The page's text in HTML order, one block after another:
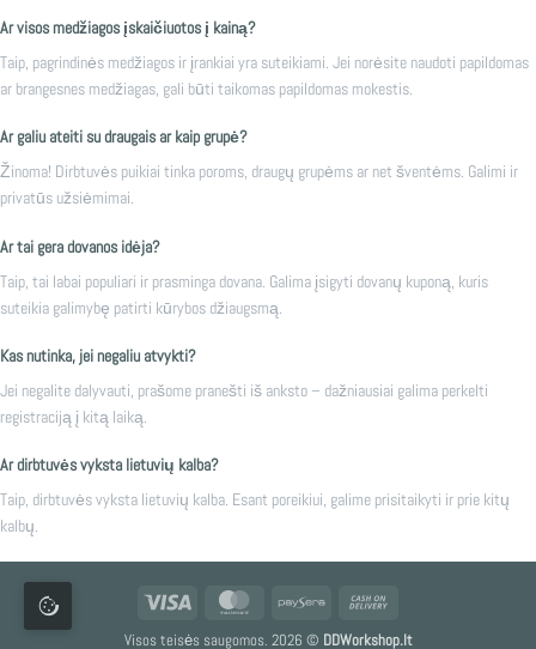
Ar visos medžiagos įskaičiuotos į kainą?
Taip, pagrindinės medžiagos ir įrankiai yra suteikiami. Jei norėsite naudoti papildomas
ar brangesnes medžiagas, gali būti taikomas papildomas mokestis.
Ar galiu ateiti su draugais ar kaip grupė?
Žinoma! Dirbtuvės puikiai tinka poroms, draugų grupėms ar net šventėms. Galimi ir
privatūs užsiėmimai.
Ar tai gera dovanos idėja?
Taip, tai labai populiari ir prasminga dovana. Galima įsigyti dovanų kuponą, kuris
suteikia galimybę patirti kūrybos džiaugsmą.
Kas nutinka, jei negaliu atvykti?
Jei negalite dalyvauti, prašome pranešti iš anksto – dažniausiai galima perkelti
registraciją į kitą laiką.
Ar dirbtuvės vyksta lietuvių kalba?
Taip, dirbtuvės vyksta lietuvių kalba. Esant poreikiui, galime prisitaikyti ir prie kitų
kalbų.
MasterCardPaysera
Visos teisės saugomos. 2026 © DDWorkshop.lt